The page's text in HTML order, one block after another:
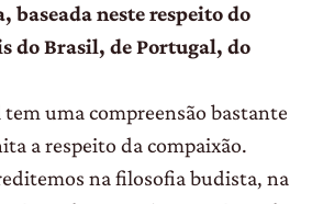
neste respeito do
do Brasil, de Portugal, do
uma compreensão bastante
a respeito da compaixão.
na filosofia budista, na